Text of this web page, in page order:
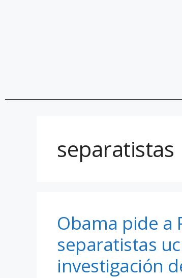
separatistas
Obama pide a
separatistas
investigación